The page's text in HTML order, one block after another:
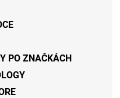
PO ZNAČKÁCH